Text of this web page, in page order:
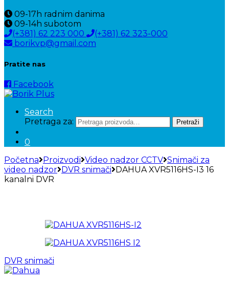
09-17h radnim danima
09-14h subotom
(+381) 62 223 000
(+381) 62 323-000
borikvp@gmail.com
Pratite nas
Facebook
Search
Pretraga za:
Pretraži
0
Početna Proizvodi Video nadzor CCTV Snimači za
video nadzor DVR snimači DAHUA XVR5116HS-I3 16
kanalni DVR
DVR snimači